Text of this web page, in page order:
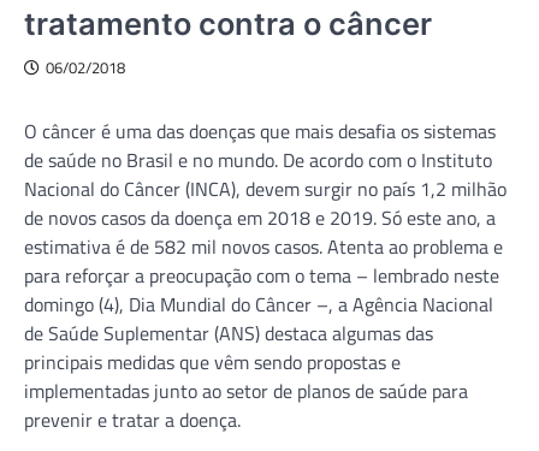
tratamento contra o câncer
06/02/2018
O câncer é uma das doenças que mais desafia os sistemas
de saúde no Brasil e no mundo. De acordo com o Instituto
Nacional do Câncer (INCA), devem surgir no país 1,2 milhão
de novos casos da doença em 2018 e 2019. Só este ano, a
estimativa é de 582 mil novos casos. Atenta ao problema e
para reforçar a preocupação com o tema – lembrado neste
domingo (4), Dia Mundial do Câncer –, a Agência Nacional
de Saúde Suplementar (ANS) destaca algumas das
principais medidas que vêm sendo propostas e
implementadas junto ao setor de planos de saúde para
prevenir e tratar a doença.